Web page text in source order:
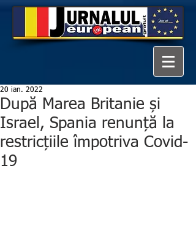
După Marea Britanie și
Israel, Spania renunță la
restricțiile împotriva Covid-
19
20 ian. 2022